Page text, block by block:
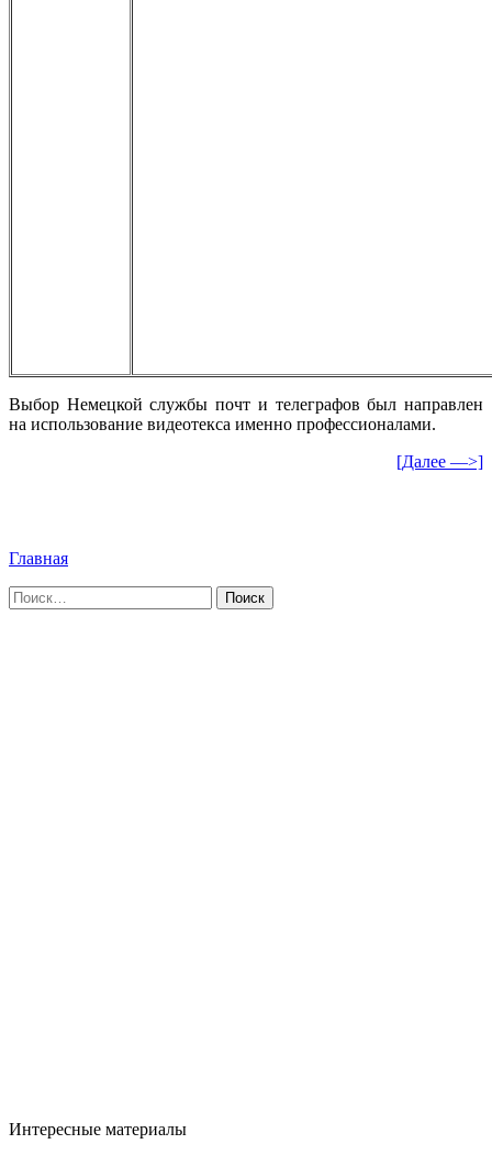
Выбор Немецкой службы почт и телеграфов был направлен
на использование видеотекса именно профессионалами.
[Далее —>]
Главная
Найти:
Интересные материалы